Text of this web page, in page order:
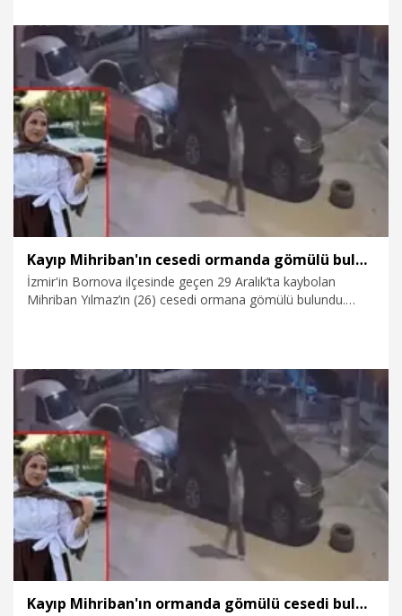
'Tasarlayarak öldürme' suçlarından tutuklandı.
19.01.2026 Gündem
Kayıp Mihriban'ın cesedi ormanda gömülü bulundu; 1 tutuklama
İzmir'in Bornova ilçesinde geçen 29 Aralık’ta kaybolan
Mihriban Yılmaz’ın (26) cesedi ormana gömülü bulundu.
13.01.2026 Video
Kayıp Mihriban'ın ormanda gömülü cesedi bulundu; 1 tutuklama